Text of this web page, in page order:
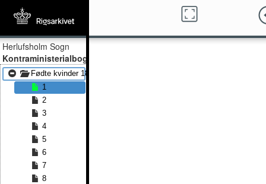
Herlufsholm Sogn
Kontraministerialbog
Fødte kvinder 1814 - Fødte kvinder 1840
1
2
3
4
5
6
7
8